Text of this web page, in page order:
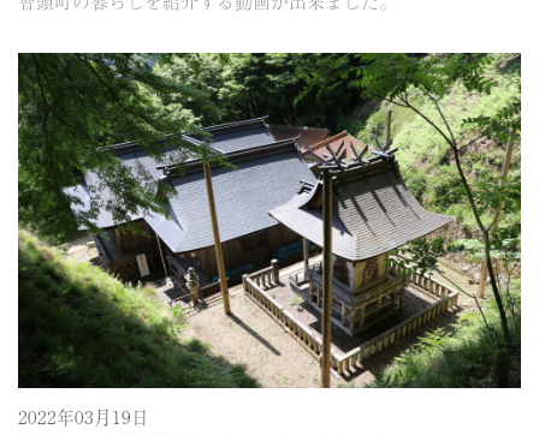
2022年03月19日